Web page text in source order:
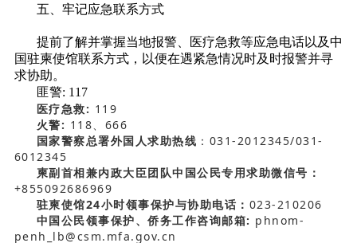
五、牢记应急联系方式
提前了解并掌握当地报警、医疗急救等应急电话以及中
国驻柬使馆联系方式，以便在遇紧急情况时及时报警并寻
求协助。
匪警: 117
医疗急救: 119
火警: 118、666
国家警察总署外国人求助热线 ： 031-2012345/031-
6012345
柬副首相兼内政大臣团队中国公民专用求助微信号：
+855092686969
驻柬使馆24小时领事保护与协助电话： 023-210206
中国公民领事保护、侨务工作咨询邮箱: phnom-
penh_lb@csm.mfa.gov.cn